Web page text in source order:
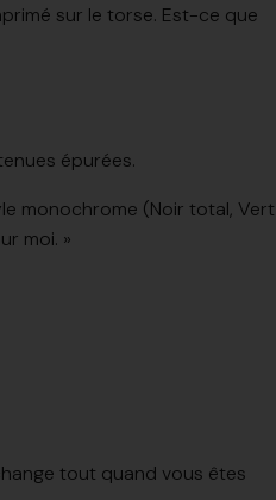
sur le torse. Est-ce que
épurées.
monochrome (Noir total, Vert
moi. »
tout quand vous êtes